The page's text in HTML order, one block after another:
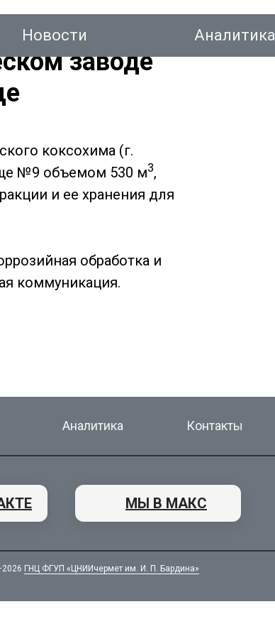
Аналитика
Новости
заводе
коксохима (г.
№9 объемом 530 м3,
и ее хранения для
обработка и
коммуникация.
МЫ В МАКС
Контакты
Аналитика
ГНЦ ФГУП «ЦНИИчермет им. И. П. Бардина»